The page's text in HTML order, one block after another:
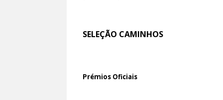
SELEÇÃO CAMINHOS
Prémios Oficiais